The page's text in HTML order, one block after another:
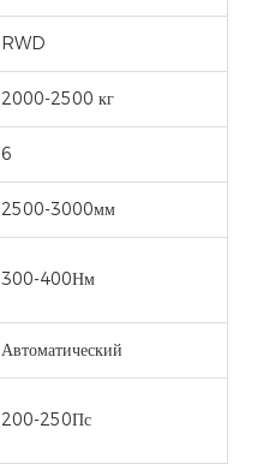
RWD
2000-2500 кг
6
2500-3000мм
300-400Нм
Автоматический
200-250Пс